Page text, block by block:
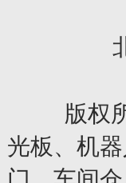
北京
版权
光板、机